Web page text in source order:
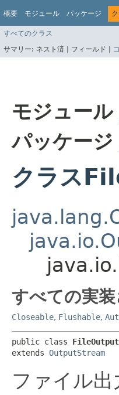
概要 モジュール パッケージ
すべてのクラス
サマリー: ネスト済 | フィールド |
モジュール
パッケージ
クラス
すべての実
Closeable, Flushable,
public class
extends OutputStream
ファイル